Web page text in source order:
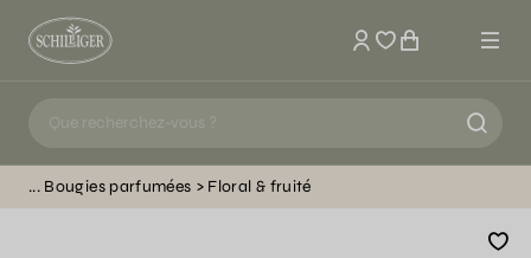
Mon compte
Bougies parfumées Floral & fruité